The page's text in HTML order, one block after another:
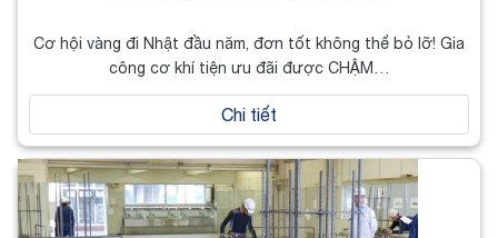
Cơ hội vàng đi Nhật đầu năm, đơn tốt không thể bỏ lỡ! Gia
công cơ khí tiện ưu đãi được CHẬM…
Chi tiết